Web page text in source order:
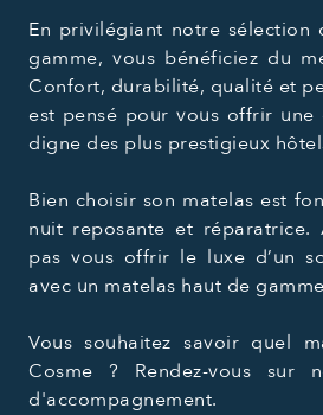
En privilégiant notre sélection
gamme, vous bénéficiez du
Confort, durabilité, qualité et
est pensé pour vous offrir
digne des plus prestigieux
Bien choisir son matelas est
nuit reposante et
pas vous offrir le luxe d’un
avec un matelas haut de
Vous souhaitez savoir quel
Cosme ? Rendez-vous sur
d'accompagnement.